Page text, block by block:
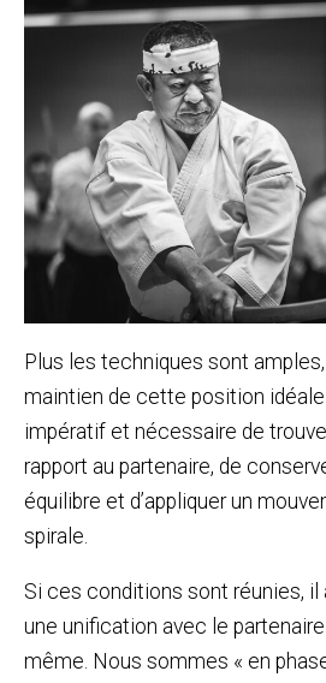
Plus les techniques sont
maintien de cette position
impératif et nécessaire de
rapport au partenaire, de
équilibre et d’appliquer un
spirale.
Si ces conditions sont réunies, il
une unification avec le partenaire
même. Nous sommes « en